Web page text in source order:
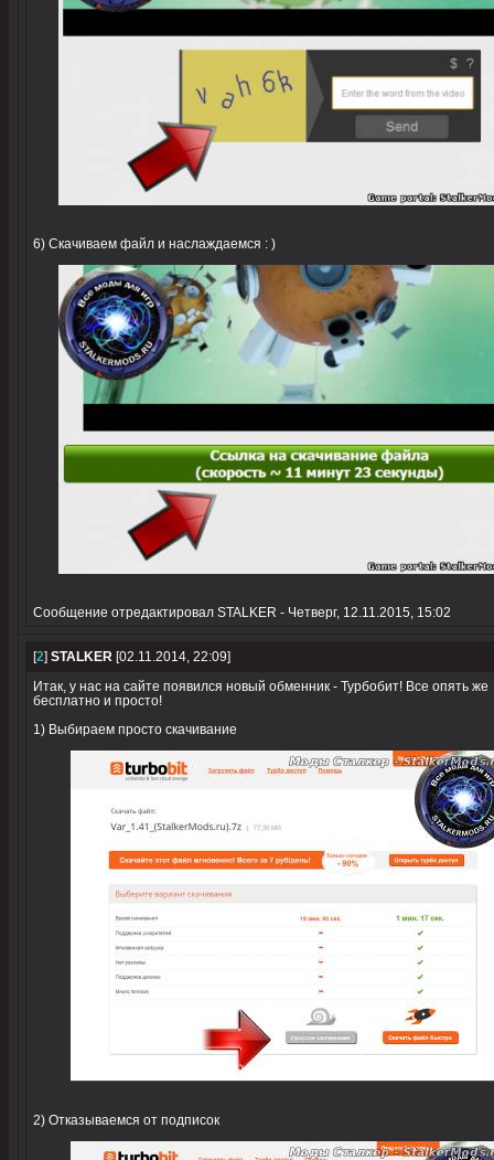
6) Скачиваем файл и наслаждаемся : )
Сообщение отредактировал STALKER - Четверг, 12.11.2015, 15:02
[2] STALKER [02.11.2014, 22:09]
Итак, у нас на сайте появился новый обменник - Турбобит! Все опять же
бесплатно и просто!
1) Выбираем просто скачивание
2) Отказываемся от подписок